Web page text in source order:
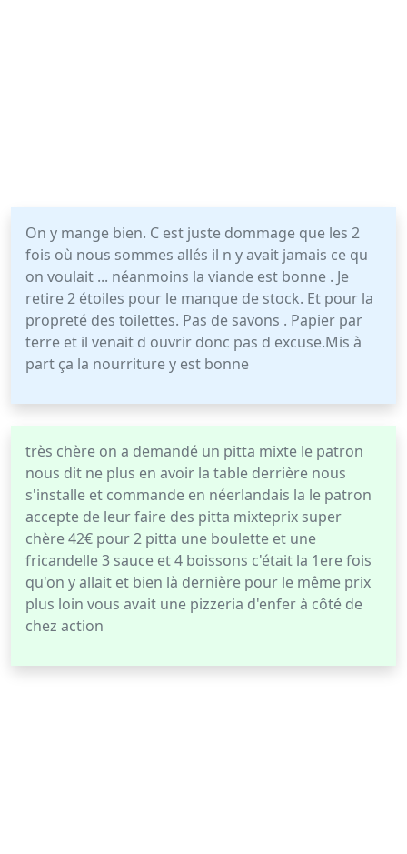
On y mange bien. C est juste dommage que les 2
fois où nous sommes allés il n y avait jamais ce qu
on voulait ... néanmoins la viande est bonne . Je
retire 2 étoiles pour le manque de stock. Et pour la
propreté des toilettes. Pas de savons . Papier par
terre et il venait d ouvrir donc pas d excuse.Mis à
part ça la nourriture y est bonne
très chère on a demandé un pitta mixte le patron
nous dit ne plus en avoir la table derrière nous
s'installe et commande en néerlandais la le patron
accepte de leur faire des pitta mixteprix super
chère 42€ pour 2 pitta une boulette et une
fricandelle 3 sauce et 4 boissons c'était la 1ere fois
qu'on y allait et bien là dernière pour le même prix
plus loin vous avait une pizzeria d'enfer à côté de
chez action